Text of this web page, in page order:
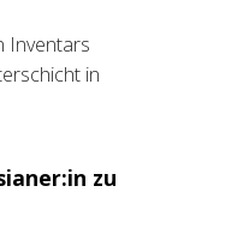
Inventars
in
zu